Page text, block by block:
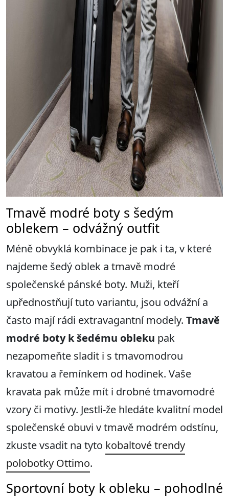
Tmavě modré boty s šedým
oblekem – odvážný outfit
Méně obvyklá kombinace je pak i ta, v které
najdeme šedý oblek a tmavě modré
společenské pánské boty. Muži, kteří
upřednostňují tuto variantu, jsou odvážní a
často mají rádi extravagantní modely. Tmavě
modré boty k šedému obleku pak
nezapomeňte sladit i s tmavomodrou
kravatou a řemínkem od hodinek. Vaše
kravata pak může mít i drobné tmavomodré
vzory či motivy. Jestli-že hledáte kvalitní model
společenské obuvi v tmavě modrém odstínu,
zkuste vsadit na tyto kobaltové trendy
polobotky Ottimo.
Sportovní boty k obleku – pohodlné